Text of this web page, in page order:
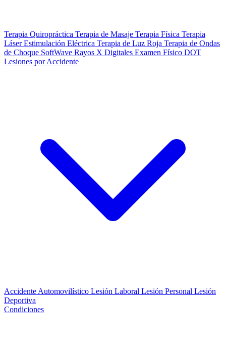
Terapia Quiropráctica Terapia de Masaje Terapia Física Terapia
LáserEstimulación Eléctrica Terapia de Luz Roja Terapia de Ondas
de Choque SoftWave Rayos X Digitales Examen Físico DOT
Lesiones por Accidente
Accidente Automovilístico Lesión Laboral Lesión Personal Lesión
Deportiva
Condiciones